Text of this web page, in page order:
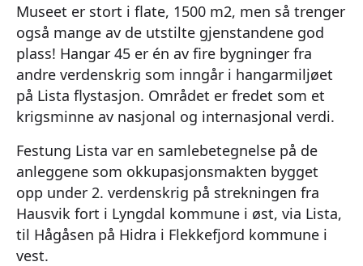
Museet er stort i flate, 1500 m2, men så trenger
også mange av de utstilte gjenstandene god
plass! Hangar 45 er én av fire bygninger fra
andre verdenskrig som inngår i hangarmiljøet
på Lista flystasjon. Området er fredet som et
krigsminne av nasjonal og internasjonal verdi.
Festung Lista var en samlebetegnelse på de
anleggene som okkupasjonsmakten bygget
opp under 2. verdenskrig på strekningen fra
Hausvik fort i Lyngdal kommune i øst, via Lista,
til Hågåsen på Hidra i Flekkefjord kommune i
vest.